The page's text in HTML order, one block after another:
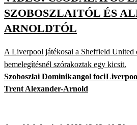
SZOBOSZLAITÓL ÉS
ARNOLDTÓL
A Liverpool játékosai a Sheffield United
bemelegítésnél szórakoztak egy kicsit.
Szoboszlai Dominikangol foci
Trent Alexander-Arnold